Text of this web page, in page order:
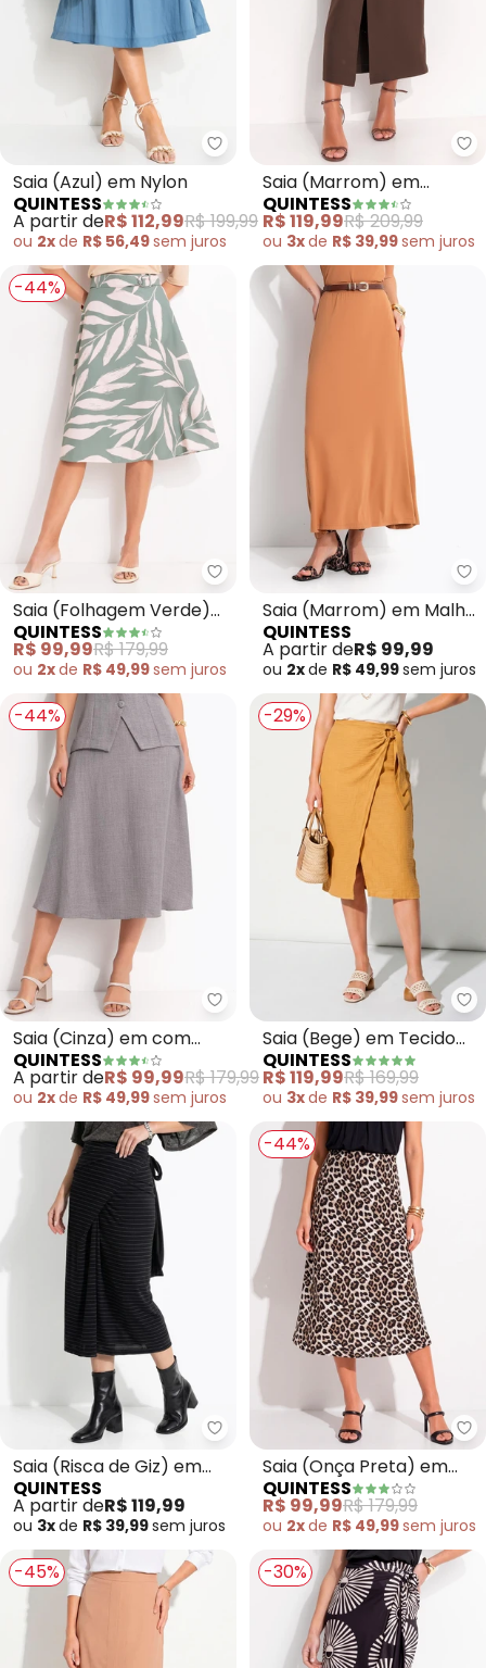
Quintess - Saia (Azul) em Nylon
Saia (Azul) em Nylon
QUINTESS
A partir deR$ 112,99R$ 199,99
ou 2xde R$ 56,49sem juros
Saia (Marrom) em
Alfaiataria
QUINTESS
R$ 119,99R$ 209,99
ou 3xde R$ 39,99sem juros
-44%
Quintess - Saia (Folhagem
Saia (Folhagem Verde)
em Tecido Plano
Creponado
QUINTESS
R$ 99,99R$ 179,99
ou 2xde R$ 49,99sem juros
Saia (Marrom) em Malha
Viscolycra
QUINTESS
A partir deR$ 99,99
ou 2xde R$ 49,99sem juros
-44%
Quintess - Saia (Cinza) em
Saia (Cinza) em com
Aspecto de Linho
QUINTESS
A partir deR$ 99,99R$ 179,99
ou 2xde R$ 49,99sem juros
-29%
Saia (Bege) em Tecido
Texturizado
QUINTESS
R$ 119,99R$ 169,99
ou 3xde R$ 39,99sem juros
Quintess - Saia (Risca de Giz)
Saia (Risca de Giz) em
Malha Crepe
QUINTESS
A partir deR$ 119,99
ou 3xde R$ 39,99sem juros
-44%
Saia (Onça Preta) em
Viscose Plana
QUINTESS
R$ 99,99R$ 179,99
ou 2xde R$ 49,99sem juros
-45% -30%